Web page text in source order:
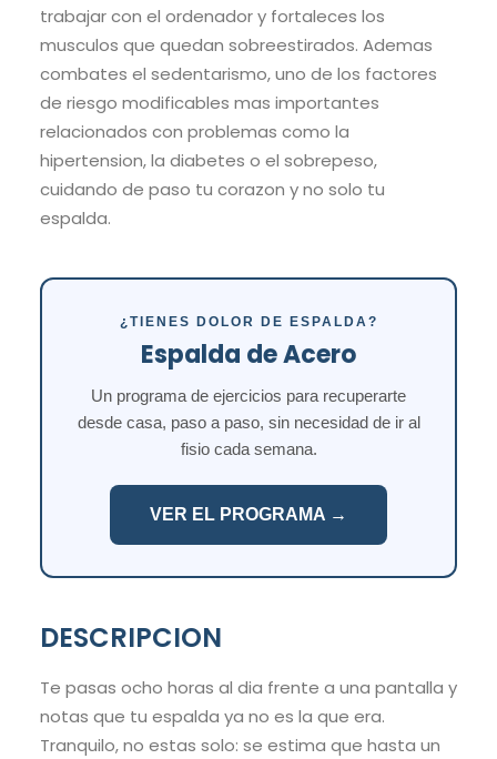
trabajar con el ordenador y fortaleces los
musculos que quedan sobreestirados. Ademas
combates el sedentarismo, uno de los factores
de riesgo modificables mas importantes
relacionados con problemas como la
hipertension, la diabetes o el sobrepeso,
cuidando de paso tu corazon y no solo tu
espalda.
¿TIENES DOLOR DE ESPALDA?
Espalda de Acero
Un programa de ejercicios para recuperarte
desde casa, paso a paso, sin necesidad de ir al
fisio cada semana.
VER EL PROGRAMA →
DESCRIPCION
Te pasas ocho horas al dia frente a una pantalla y
notas que tu espalda ya no es la que era.
Tranquilo, no estas solo: se estima que hasta un